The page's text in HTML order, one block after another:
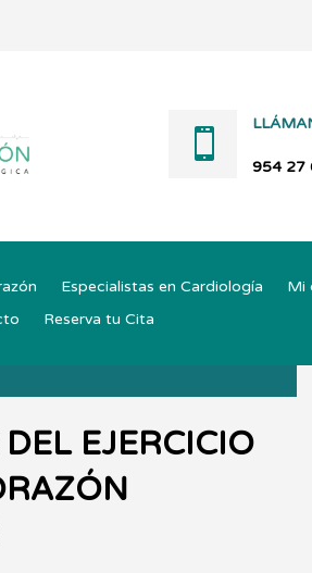

954 27
Especialistas en Cardiología Mi
Reserva tu Cita
EJERCICIO